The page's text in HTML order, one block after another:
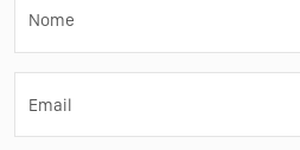
Nome
Email